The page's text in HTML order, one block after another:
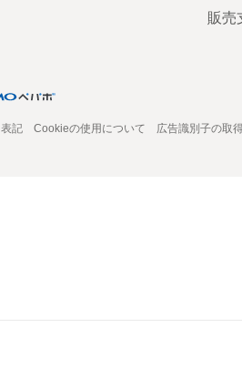
販売
記 Cookieの使用について 広告識別子の取